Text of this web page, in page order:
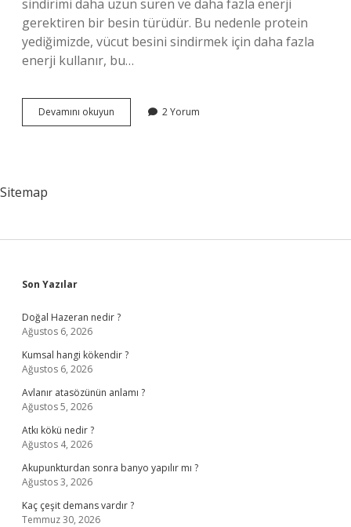
sindirimi daha uzun süren ve daha fazla enerji
gerektiren bir besin türüdür. Bu nedenle protein
yediğimizde, vücut besini sindirmek için daha fazla
enerji kullanır, bu…
Devamını okuyun
Nasil
2 Yorum
Sitemap
Sidebar
Son Yazılar
Doğal Hazeran nedir ?
Ağustos 6, 2026
Kumsal hangi kökendir ?
Ağustos 6, 2026
Avlanır atasözünün anlamı ?
Ağustos 5, 2026
Atkı kökü nedir ?
Ağustos 4, 2026
Akupunkturdan sonra banyo yapılır mı ?
Ağustos 3, 2026
Kaç çeşit demans vardır ?
Temmuz 30, 2026